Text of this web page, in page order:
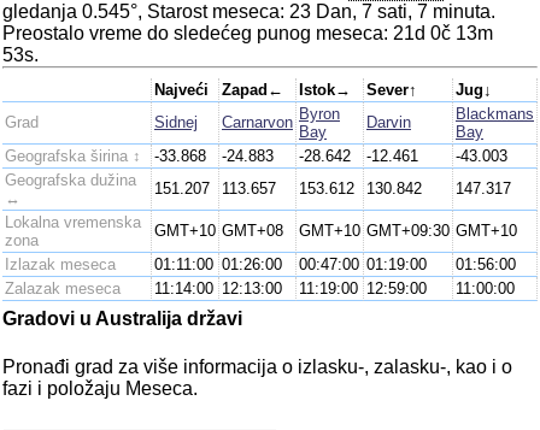
gledanja 0.545°, Starost meseca: 23 Dan, 7 sati, 7 minuta.
Preostalo vreme do sledećeg punog meseca: 21d 0č 13m
53s.
Najveći Zapad← Istok→ Sever↑
Jug↓
Grad
Sidnej Carnarvon Byron
Bay
Darvin
Blackmans
Bay
Geografska širina ↕
-33.868 -24.883 -28.642 -12.461
-43.003
Geografska dužina
↔
151.207 113.657 153.612 130.842
147.317
Lokalna vremenska
zona
GMT+10 GMT+08 GMT+10 GMT+09:30 GMT+10
Izlazak meseca
01:11:00 01:26:00 00:47:00 01:19:00
01:56:00
Zalazak meseca
11:14:00 12:13:00 11:19:00 12:59:00 11:00:00
Gradovi u Australija državi
Pronađi grad za više informacija o izlasku-, zalasku-, kao i o
fazi i položaju Meseca.